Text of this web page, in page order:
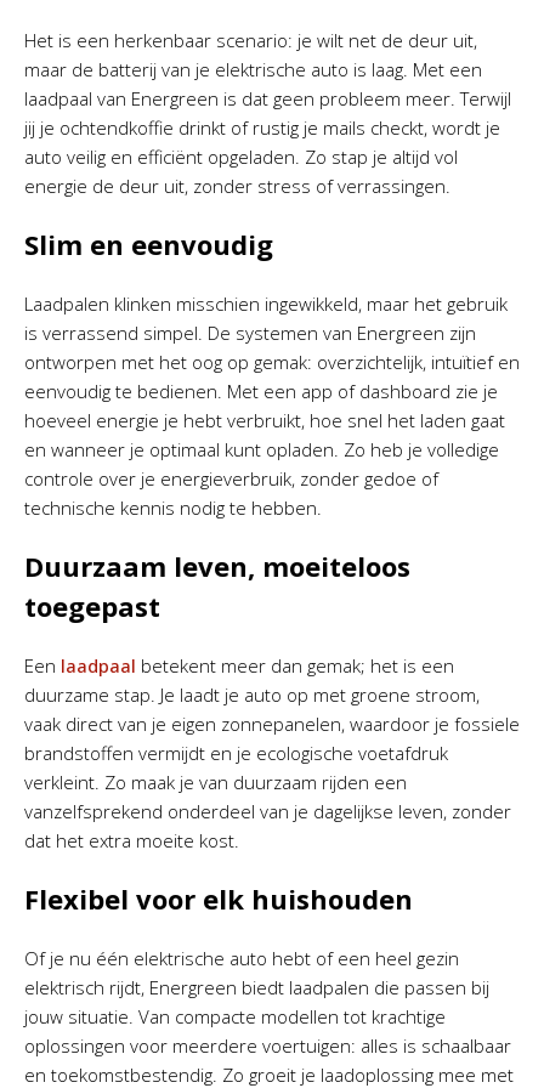
Het is een herkenbaar scenario: je wilt net de deur uit,
maar de batterij van je elektrische auto is laag. Met een
laadpaal van Energreen is dat geen probleem meer. Terwijl
jij je ochtendkoffie drinkt of rustig je mails checkt, wordt je
auto veilig en efficiënt opgeladen. Zo stap je altijd vol
energie de deur uit, zonder stress of verrassingen.
Slim en eenvoudig
Laadpalen klinken misschien ingewikkeld, maar het gebruik
is verrassend simpel. De systemen van Energreen zijn
ontworpen met het oog op gemak: overzichtelijk, intuïtief en
eenvoudig te bedienen. Met een app of dashboard zie je
hoeveel energie je hebt verbruikt, hoe snel het laden gaat
en wanneer je optimaal kunt opladen. Zo heb je volledige
controle over je energieverbruik, zonder gedoe of
technische kennis nodig te hebben.
Duurzaam leven, moeiteloos
toegepast
Een laadpaal betekent meer dan gemak; het is een
duurzame stap. Je laadt je auto op met groene stroom,
vaak direct van je eigen zonnepanelen, waardoor je fossiele
brandstoffen vermijdt en je ecologische voetafdruk
verkleint. Zo maak je van duurzaam rijden een
vanzelfsprekend onderdeel van je dagelijkse leven, zonder
dat het extra moeite kost.
Flexibel voor elk huishouden
Of je nu één elektrische auto hebt of een heel gezin
elektrisch rijdt, Energreen biedt laadpalen die passen bij
jouw situatie. Van compacte modellen tot krachtige
oplossingen voor meerdere voertuigen: alles is schaalbaar
en toekomstbestendig. Zo groeit je laadoplossing mee met